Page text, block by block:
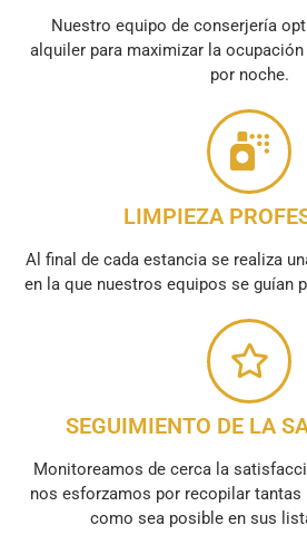
Nuestro equipo de conserjería
alquiler para maximizar la
por noche.
LIMPIEZA
Al final de cada estancia se realiza
en la que nuestros equipos se guían
SEGUIMIENTO DE LA
Monitoreamos de cerca la
nos esforzamos por recopilar tantas
como sea posible en sus